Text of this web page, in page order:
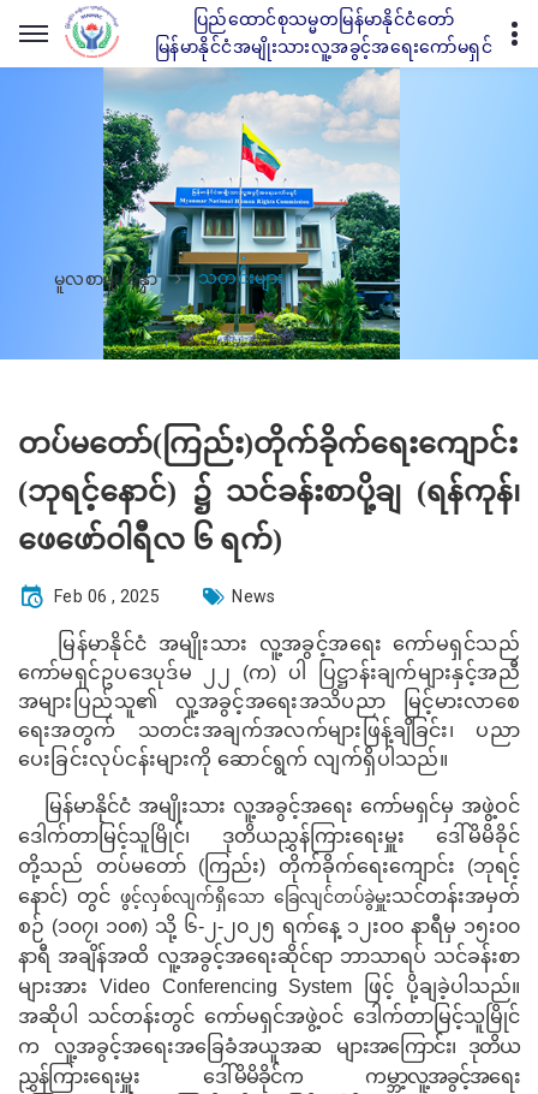
ပြည်ထောင်စုသမ္မတမြန်မာနိုင်ငံတော်
မြန်မာနိုင်ငံအမျိုးသားလူ့အခွင့်အရေးကော်မရှင်
မူလစာမျက်နှာ သတင်းများ
တပ်မတော်(ကြည်း)တိုက်ခိုက်ရေးကျောင်း
(ဘုရင့်နောင်) ၌ သင်ခန်းစာပို့ချ (ရန်ကုန်၊
ဖေဖော်ဝါရီလ ၆ ရက်)
Feb 06 , 2025 News
မြန်မာနိုင်ငံ အမျိုးသား လူ့အခွင့်အရေး ကော်မရှင်သည်
ကော်မရှင်ဥပဒေပုဒ်မ ၂၂ (က) ပါ ပြဋ္ဌာန်းချက်များနှင့်အညီ
အများပြည်သူ၏ လူ့အခွင့်အရေးအသိပညာ မြင့်မားလာစေ
ရေးအတွက် သတင်းအချက်အလက်များဖြန့်ချိခြင်း၊ ပညာ
ပေးခြင်းလုပ်ငန်းများကို ဆောင်ရွက် လျက်ရှိပါသည်။
မြန်မာနိုင်ငံ အမျိုးသား လူ့အခွင့်အရေး ကော်မရှင်မှ အဖွဲ့ဝင်
ဒေါက်တာမြင့်သူမြိုင်၊ ဒုတိယညွှန်ကြားရေးမှူး ဒေါ်မိမိခိုင်
တို့သည် တပ်မတော် (ကြည်း) တိုက်ခိုက်ရေးကျောင်း (ဘုရင့်
နောင်) တွင် ဖွင့်လှစ်လျက်ရှိသော ခြေလျင်တပ်ခွဲမှူးသင်တန်းအမှတ်
စဉ် (၁၀၇၊ ၁၀၈) သို့ ၆-၂-၂၀၂၅ ရက်နေ့ ၁၂း၀၀ နာရီမှ ၁၅း၀၀
နာရီ အချိန်အထိ လူ့အခွင့်အရေးဆိုင်ရာ ဘာသာရပ် သင်ခန်းစာ
များအား Video Conferencing System
ဖြင့် ပို့ချခဲ့ပါသည်။
အဆိုပါ သင်တန်းတွင် ကော်မရှင်အဖွဲ့ဝင် ဒေါက်တာမြင့်သူမြိုင်
က လူ့အခွင့်အရေးအခြေခံအယူအဆ များအကြောင်း၊ ဒုတိယ
ညွှန်ကြားရေးမှူး ‌ဒေါ်မိမိခိုင်က ကမ္ဘာ့လူ့အခွင့်အရေး